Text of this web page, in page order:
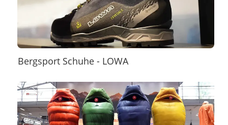
Bergsport Schuhe - LOWA